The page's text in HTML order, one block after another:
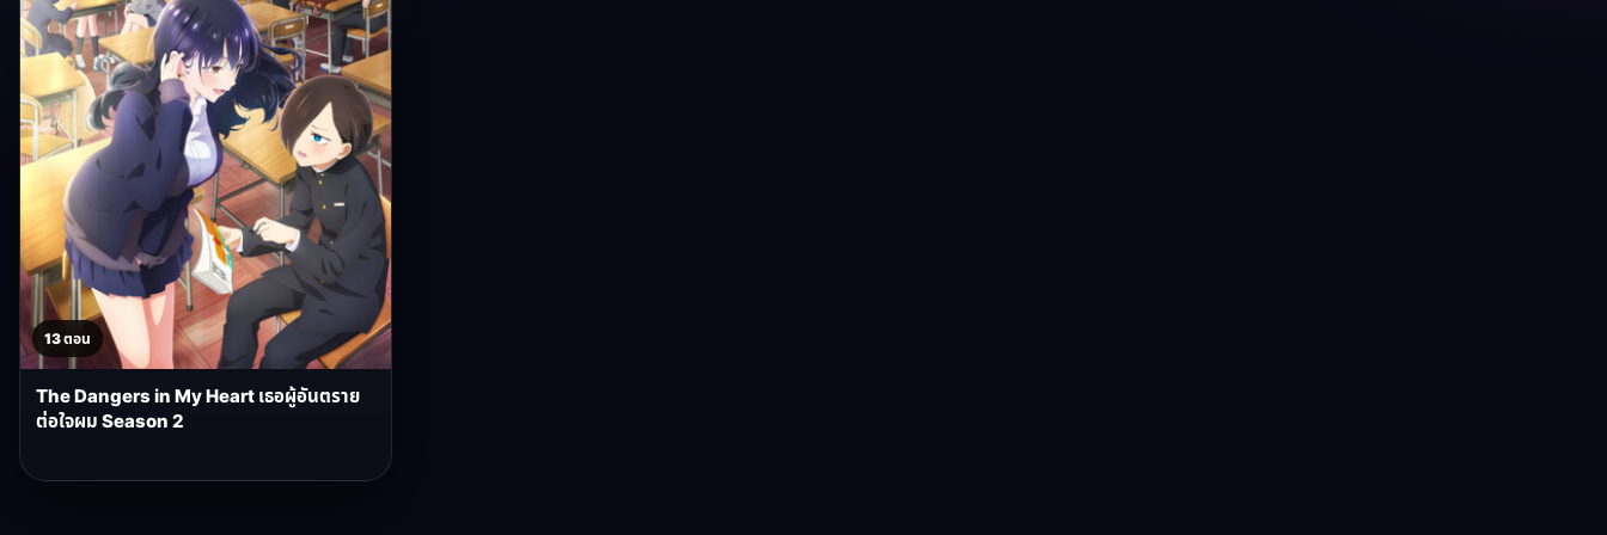
13 ตอน
The Dangers in My Heart เธอผู้อันตราย
ต่อใจผม Season 2